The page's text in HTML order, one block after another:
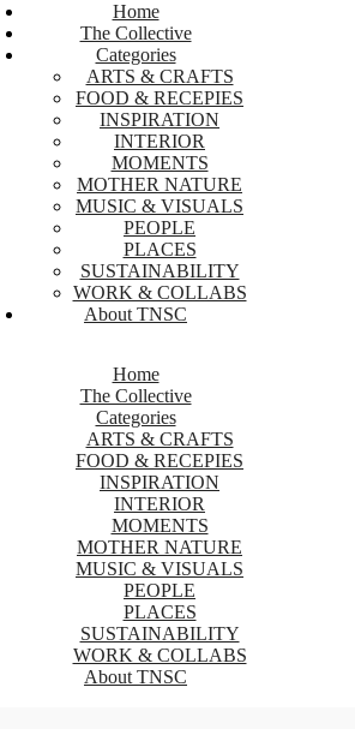
Home
The Collective
Categories
ARTS & CRAFTS
FOOD & RECEPIES
INSPIRATION
INTERIOR
MOMENTS
MOTHER NATURE
MUSIC & VISUALS
PEOPLE
PLACES
SUSTAINABILITY
WORK & COLLABS
About TNSC
Home
The Collective
Categories
ARTS & CRAFTS
FOOD & RECEPIES
INSPIRATION
INTERIOR
MOMENTS
MOTHER NATURE
MUSIC & VISUALS
PEOPLE
PLACES
SUSTAINABILITY
WORK & COLLABS
About TNSC